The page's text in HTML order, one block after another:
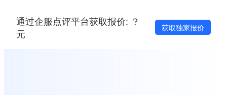
通过企服点评平台获取报价: ？
元
获取独家报价